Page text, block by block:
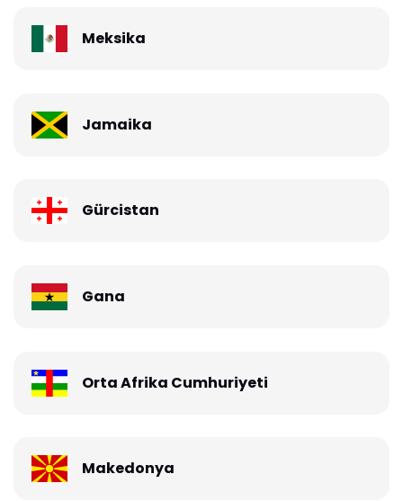
Meksika
Jamaika
Gürcistan
Gana
Orta Afrika Cumhuriyeti
Makedonya